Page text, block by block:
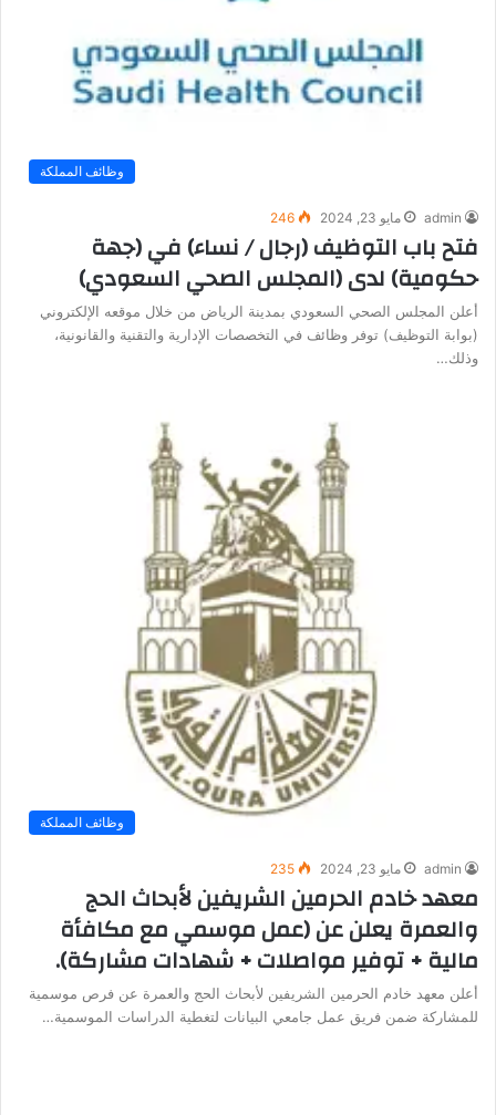
وظائف المملكة
admin مايو 23, 2024 246
فتح باب التوظيف (رجال / نساء) في (جهة
حكومية) لدى (المجلس الصحي السعودي)
أعلن المجلس الصحي السعودي بمدينة الرياض من خلال موقعه الإلكتروني
(بوابة التوظيف) توفر وظائف في التخصصات الإدارية والتقنية والقانونية،
وذلك…
وظائف المملكة
admin مايو 23, 2024 235
معهد خادم الحرمين الشريفين لأبحاث الحج
والعمرة يعلن عن (عمل موسمي مع مكافأة
مالية + توفير مواصلات + شهادات مشاركة).
أعلن معهد خادم الحرمين الشريفين لأبحاث الحج والعمرة عن فرص موسمية
للمشاركة ضمن فريق عمل جامعي البيانات لتغطية الدراسات الموسمية…